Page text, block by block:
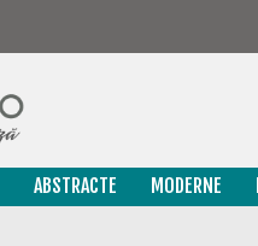
ABSTRACTE MODERNE